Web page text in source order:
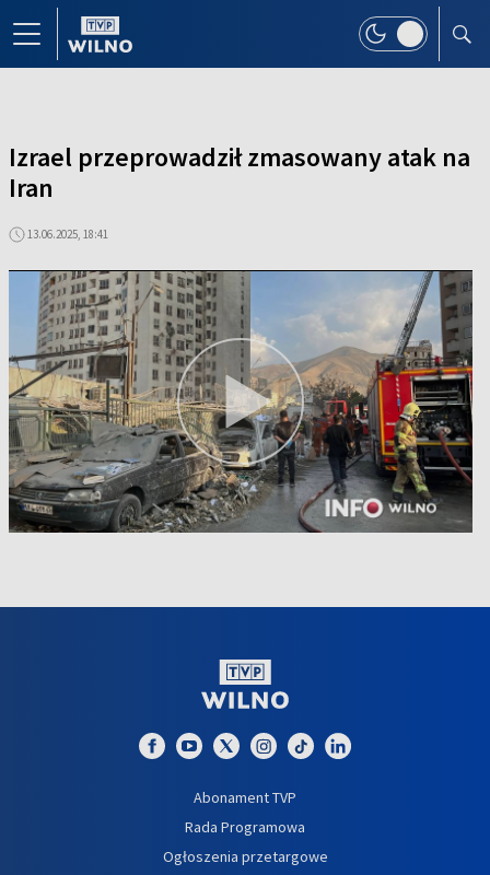
Izrael przeprowadził zmasowany atak na
Iran
13.06.2025, 18:41
Abonament TVP
Rada Programowa
Ogłoszenia przetargowe